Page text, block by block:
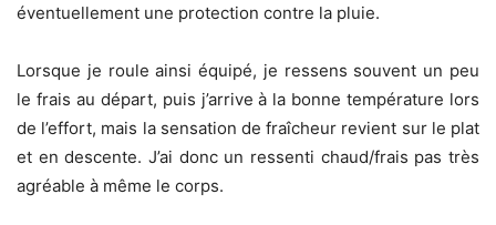
éventuellement une protection contre la pluie.
Lorsque je roule ainsi équipé, je ressens souvent un peu
le frais au départ, puis j’arrive à la bonne température lors
de l’effort, mais la sensation de fraîcheur revient sur le plat
et en descente. J’ai donc un ressenti chaud/frais pas très
agréable à même le corps.